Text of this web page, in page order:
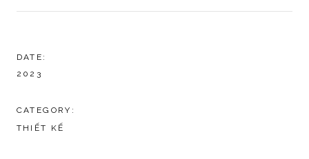
DATE:
2023
CATEGORY:
THIẾT KẾ